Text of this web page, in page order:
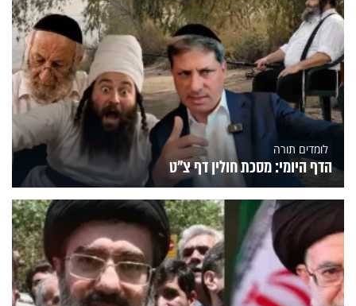
לומדים תורה
הדף היומי: מסכת חולין דף צ"ט